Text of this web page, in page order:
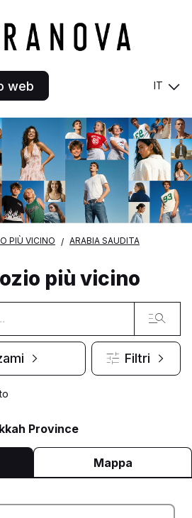
web IT
PIÙ VICINO
ARABIA SAUDITA
più vicino
Filtri
Province
Mappa